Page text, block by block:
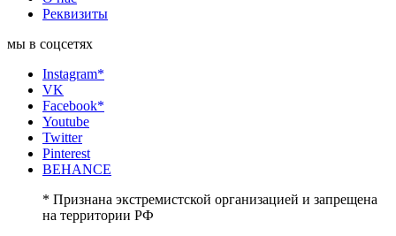
Реквизиты
мы в соцсетях
Instagram*
VK
Facebook*
Youtube
Twitter
Pinterest
BEHANCE
* Признана экстремистской организацией и запрещена
на территории РФ